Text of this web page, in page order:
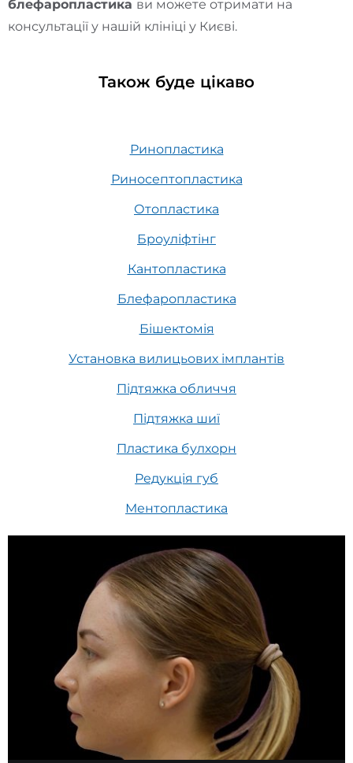
блефаропластика ви можете отримати на
консультації у нашій клініці у Києві.
Також буде цікаво
Ринопластика
Риносептопластика
Отопластика
Броуліфтінг
Кантопластика
Блефаропластика
Бішектомія
Установка вилицьових імплантів
Підтяжка обличчя
Підтяжка шиї
Пластика булхорн
Редукція губ
Ментопластика